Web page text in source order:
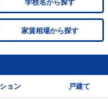
学校名から探す
家賃相場から探す
ョン 戸建て